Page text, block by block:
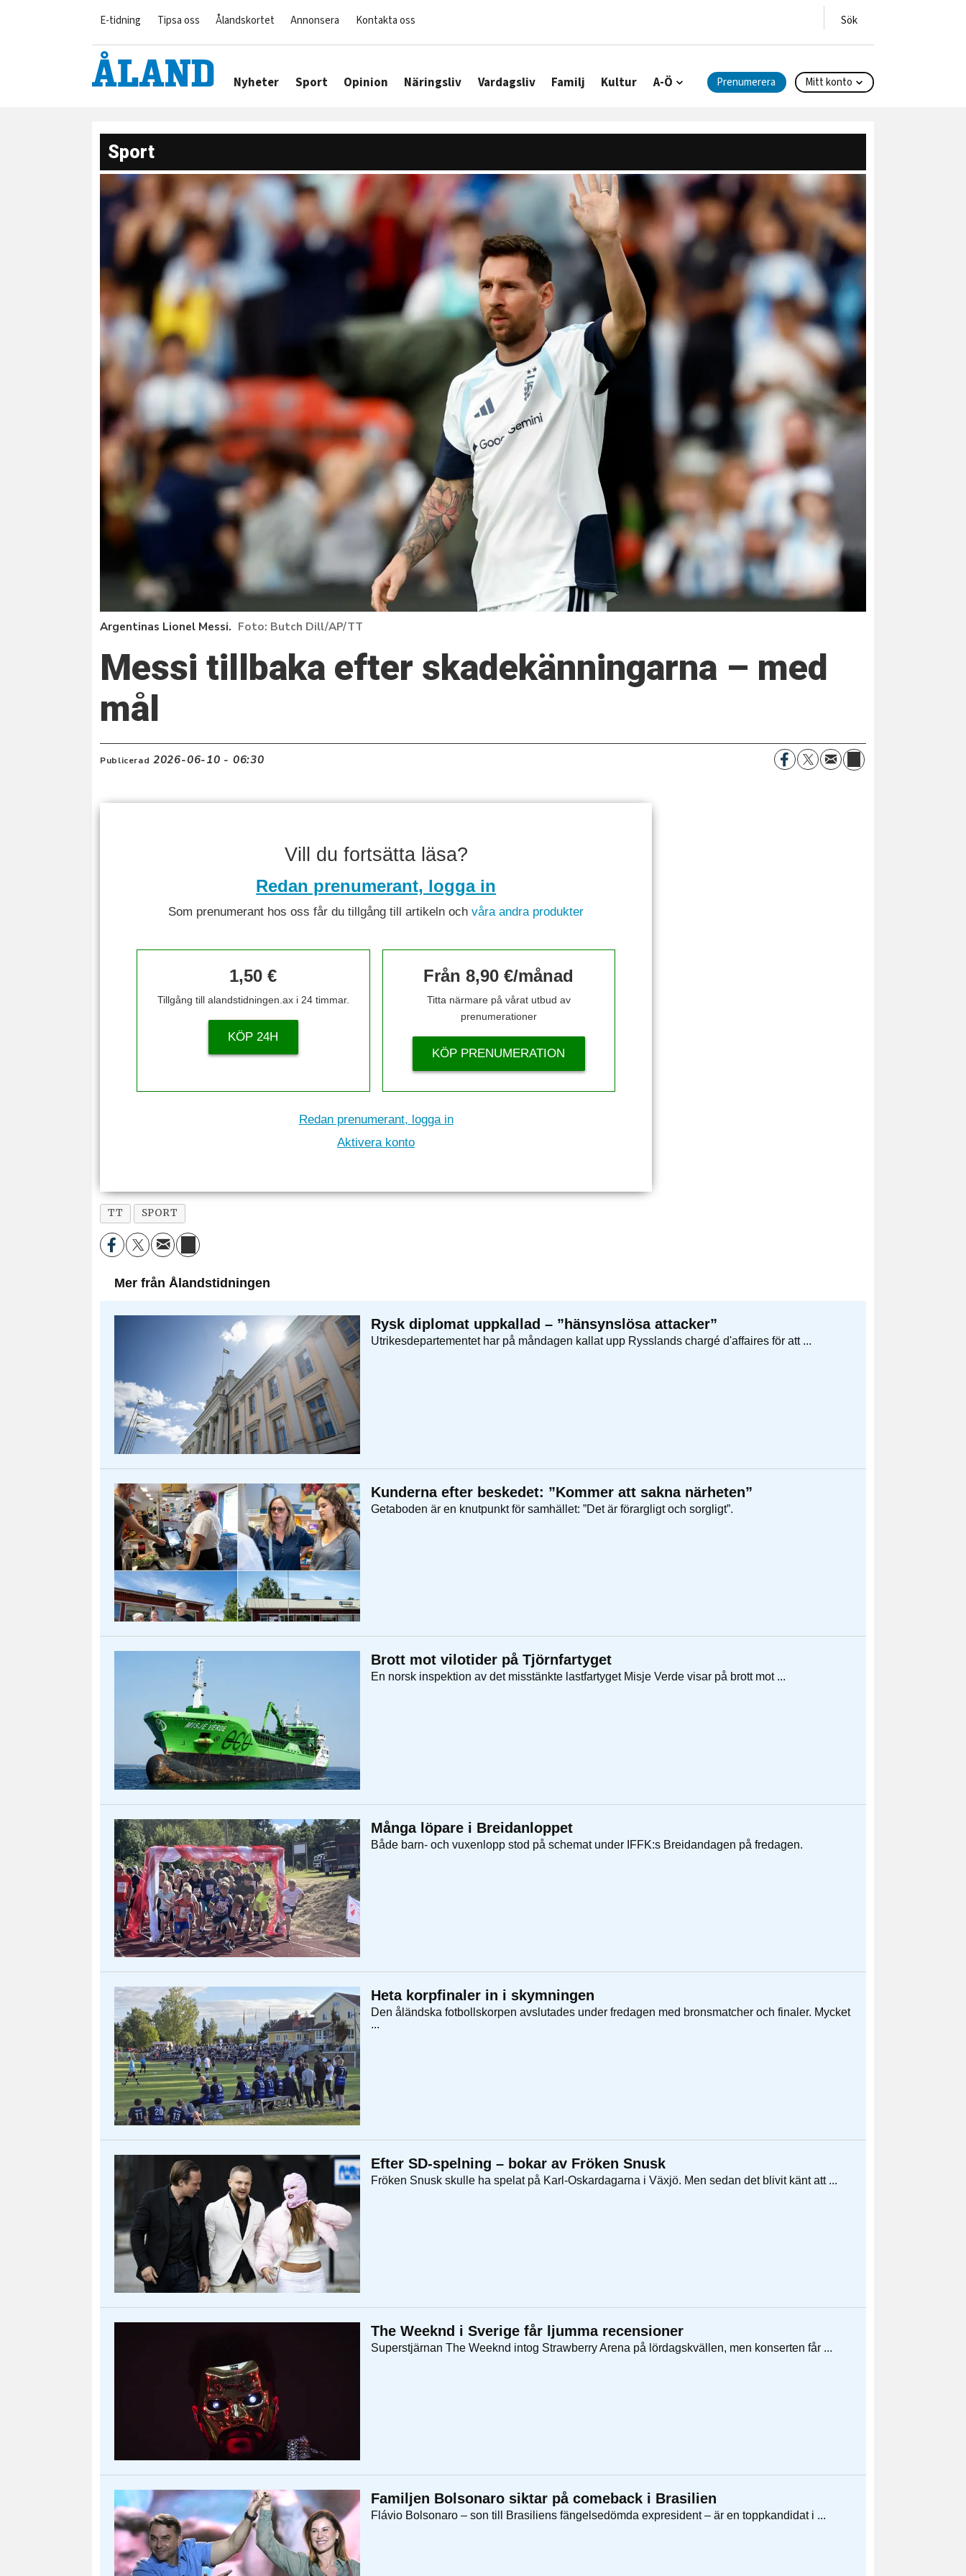
E-tidning Tipsa oss Ålandskortet Annonsera Kontakta oss
Nyheter Sport Opinion Näringsliv Vardagsliv Familj Kultur A-Ö Prenumerera Mitt konto
Sport
Argentinas Lionel Messi. Butch Dill/AP/TT
Messi tillbaka efter skadekänningarna – med
mål
Publicerad 2026-06-10 - 06:30
Vill du fortsätta läsa?
Redan prenumerant, logga in
Som prenumerant hos oss får du tillgång till artikeln ochvåra andra produkter
1,50 €
Tillgång till alandstidningen.ax i 24 timmar.
KÖP 24H
Från 8,90 €/månad
Titta närmare på vårat utbud av
prenumerationer
KÖP PRENUMERATION
Redan prenumerant, logga in
Aktivera konto
TT SPORT